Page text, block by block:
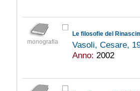
monografia
Le filosofie del
Vasoli, Cesare,
Anno: 2002